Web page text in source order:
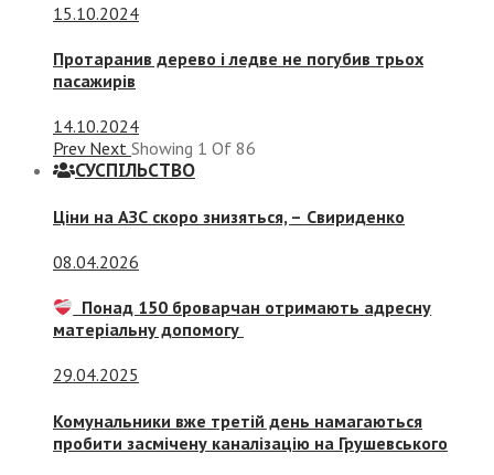
15.10.2024
Протаранив дерево і ледве не погубив трьох
пасажирів
14.10.2024
Prev Next Showing 1 Of 86
СУСПIЛЬСТВО
Ціни на АЗС скоро знизяться, – Свириденко
08.04.2026
Понад 150 броварчан отримають адресну
матеріальну допомогу
29.04.2025
Комунальники вже третій день намагаються
пробити засмічену каналізацію на Грушевського